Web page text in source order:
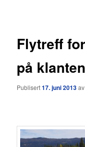
Flytreff
på
Publisert17. juni 2013